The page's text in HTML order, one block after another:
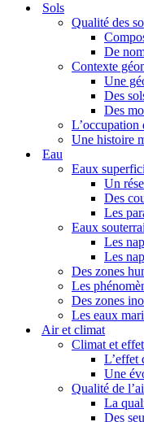
Sols
Qualité des
De
Contexte
Une
Des
Des
Une histoire
Eau
Eaux
Un
Des
Les
Eaux
Les
Les
Des zones
Les
Des zones
Les eaux
Air et climat
Climat et
L’effet
Une
Qualité de
La
Des